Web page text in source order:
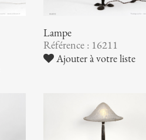
Lampe
Référence : 16211
Ajouter à votre liste